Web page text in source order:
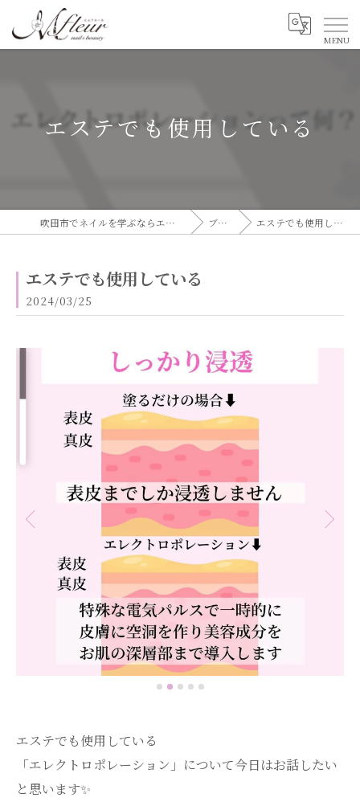
エステでも使用している
吹田市でネイルを学ぶならエムフルール ブログ エステでも使用している
エステでも使用している
2024/03/25
エステでも使用している
「エレクトロポレーション」について今日はお話したい
と思います✨